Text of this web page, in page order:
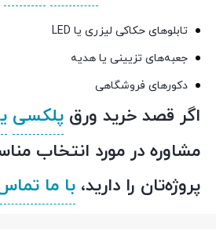
تابلوهای حکاکی لیزری یا LED
جعبه‌های تزیینی یا هدیه
دکورهای فروشگاهی
اگر قصد خرید ورق پلکسی
مشاوره در مورد انتخاب
پروژه‌تان را دارید، با ما